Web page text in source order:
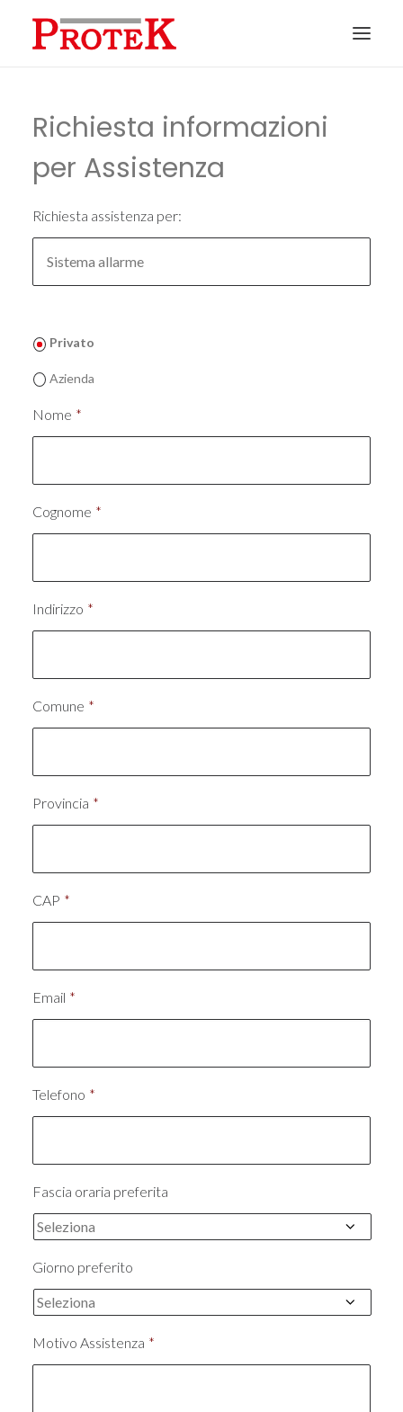
CHI SIAMO
SOLUZIONI
PREVENTIVI
Richiesta informazioni
per Assistenza
Richiesta assistenza per:
Privato
Azienda
Nome *
Cognome *
Indirizzo *
Comune *
Provincia *
CAP *
Email *
Telefono *
Fascia oraria preferita
Giorno preferito
Motivo Assistenza *